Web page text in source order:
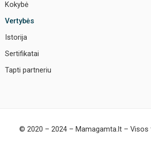
Kokybė
Vertybės
Istorija
Sertifikatai
Tapti partneriu
© 2020 – 2024 – Mamagamta.lt –